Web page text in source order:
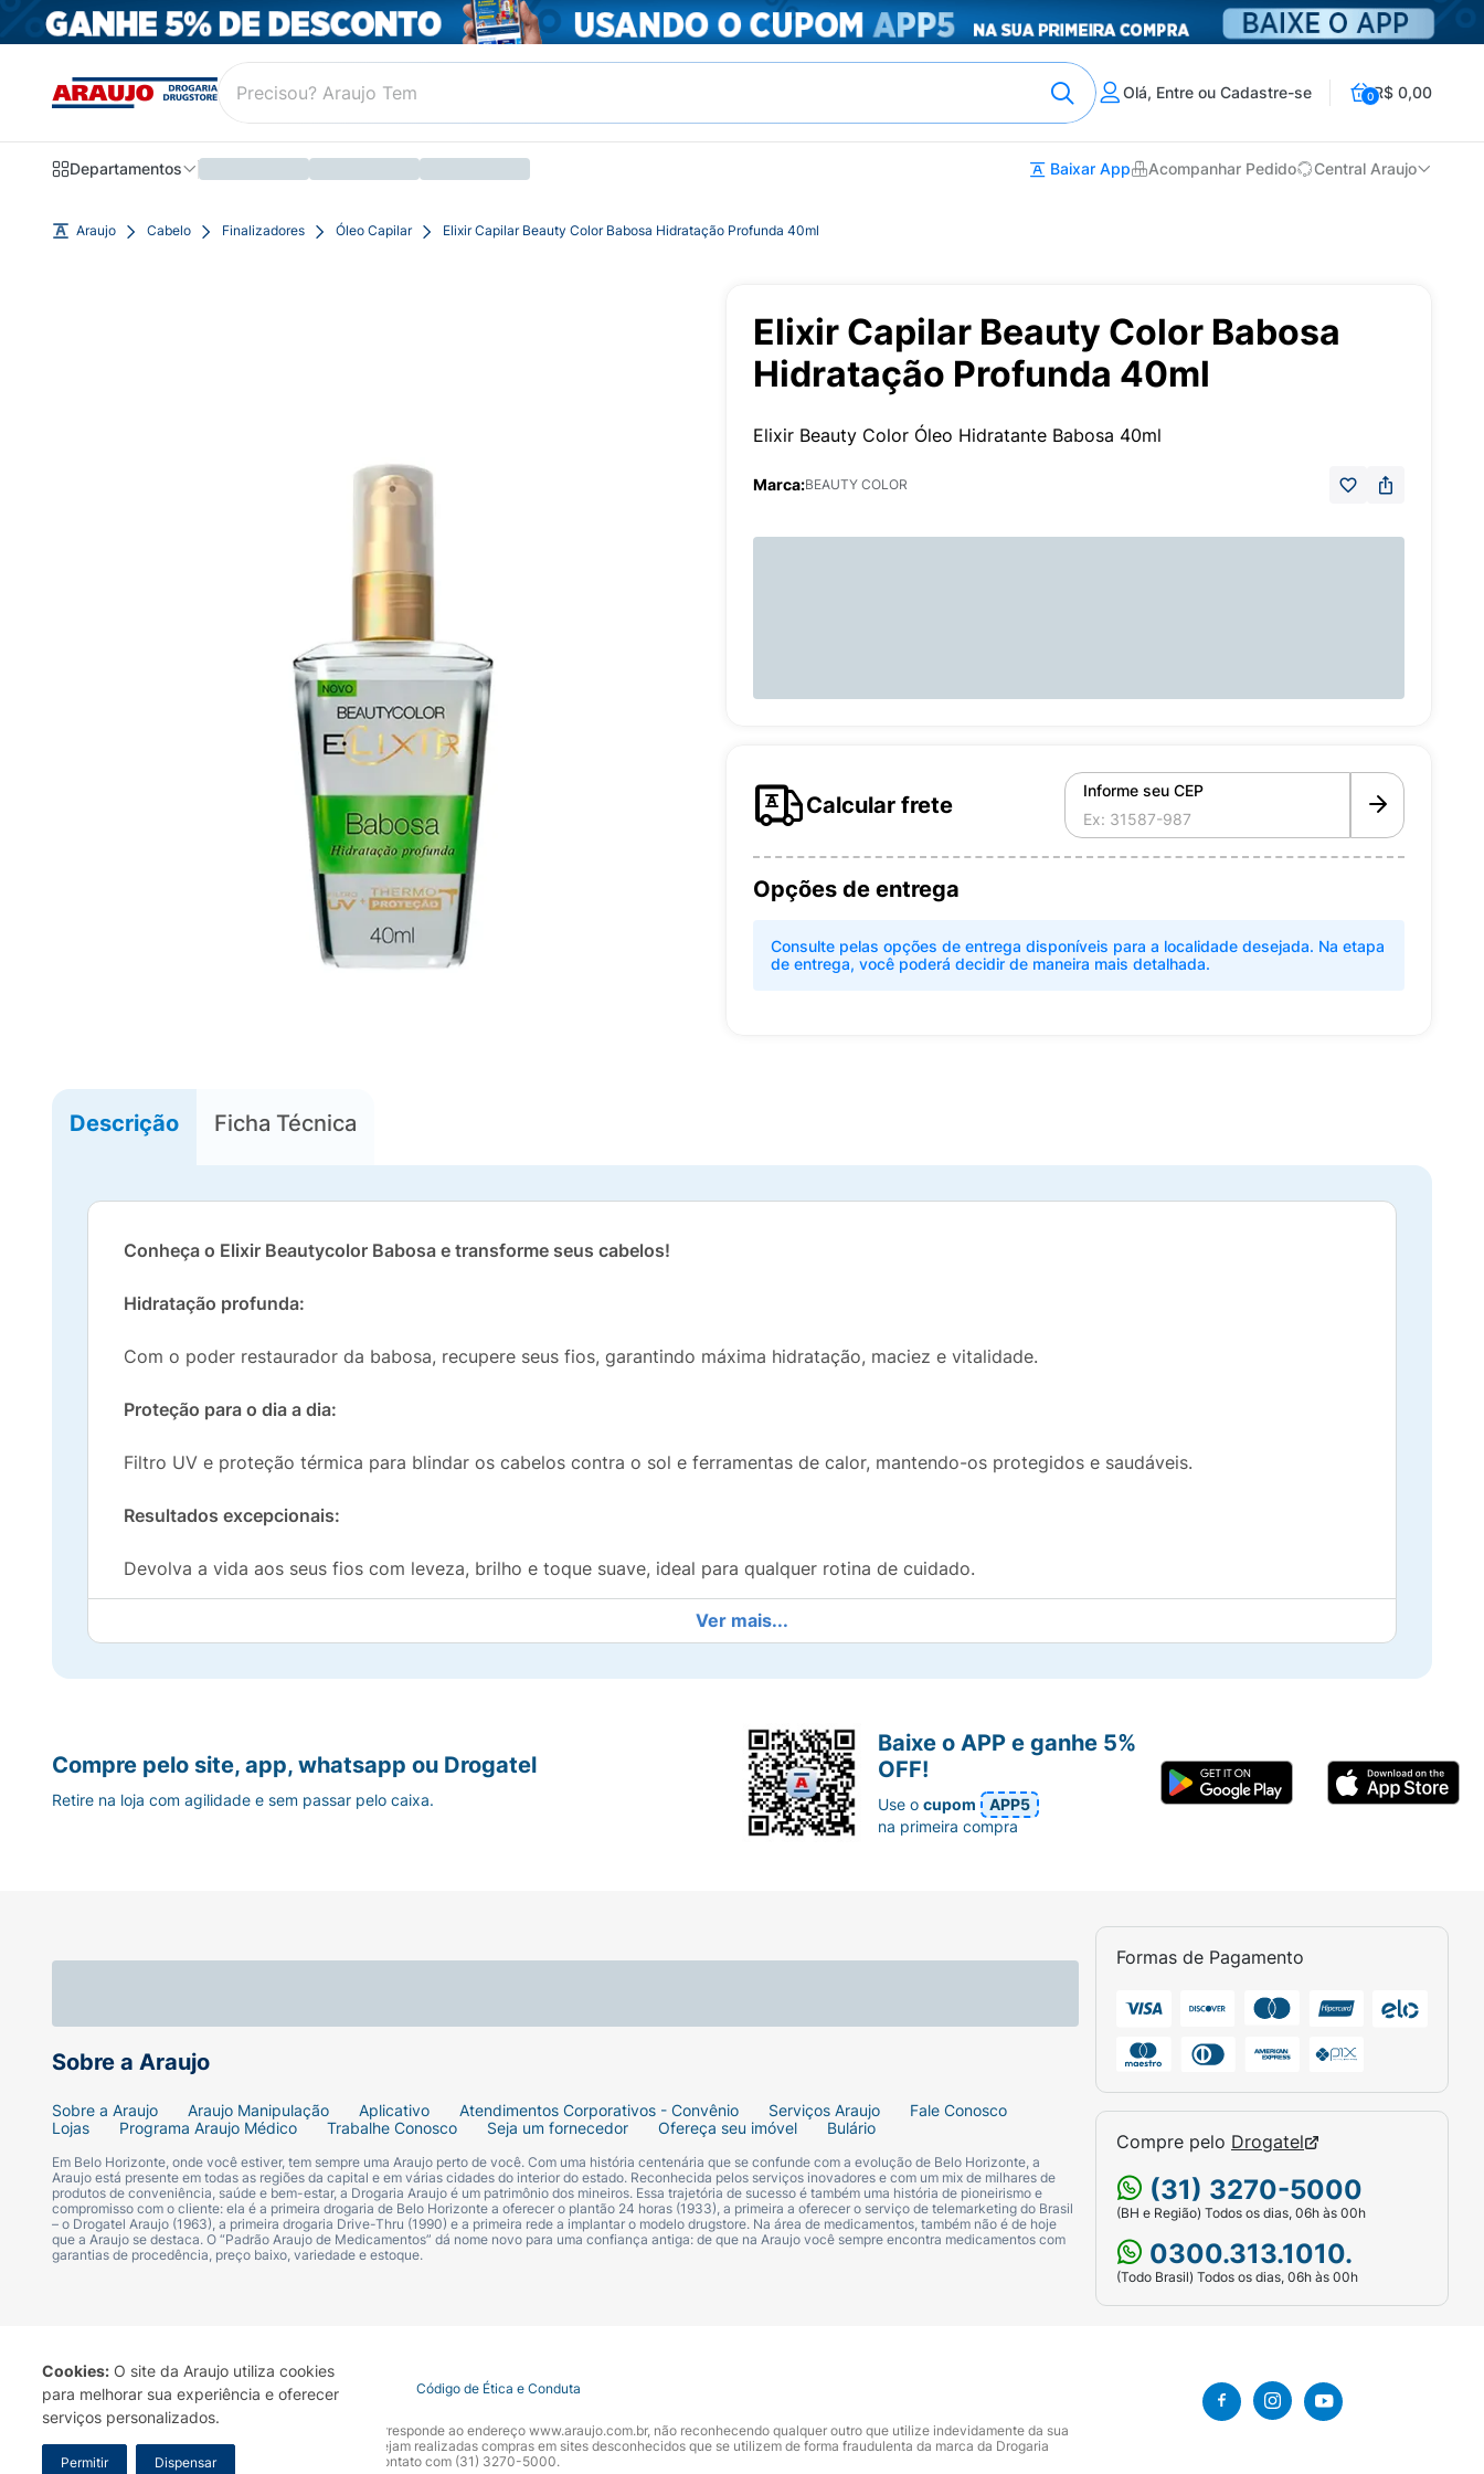
Cookies: O site da Araujo utiliza cookies
para melhorar sua experiência e oferecer
serviços personalizados.
Permitir Dispensar
Olá, Entre ou Cadastre-se 0R$ 0,00
Departamentos Baixar App Acompanhar Pedido Central Araujo
Araujo Cabelo Finalizadores Óleo Capilar Elixir Capilar Beauty Color Babosa Hidratação Profunda 40ml
Elixir Capilar Beauty Color Babosa
Hidratação Profunda 40ml
Elixir Beauty Color Óleo Hidratante Babosa 40ml
Marca:BEAUTY COLOR
Calcular frete
Informe seu CEP
Opções de entrega
Consulte pelas opções de entrega disponíveis para a localidade desejada. Na etapa
de entrega, você poderá decidir de maneira mais detalhada.
Descrição Ficha Técnica
Conheça o Elixir Beautycolor Babosa e transforme seus cabelos!
Hidratação profunda:
Com o poder restaurador da babosa, recupere seus fios, garantindo máxima hidratação, maciez e vitalidade.
Proteção para o dia a dia:
Filtro UV e proteção térmica para blindar os cabelos contra o sol e ferramentas de calor, mantendo-os protegidos e saudáveis.
Resultados excepcionais:
Devolva a vida aos seus fios com leveza, brilho e toque suave, ideal para qualquer rotina de cuidado.
Com um frasco compacto de 40ml, ele é perfeito para levar a qualquer lugar e cuidar dos seus cabelos sempre que precisar.
e descubra a hidratação que faz a diferença!
Ver mais...
Sobre a Araujo
Sobre a Araujo Araujo Manipulação Aplicativo Atendimentos Corporativos - Convênio Serviços Araujo
Fale Conosco
Lojas
Programa Araujo Médico Trabalhe Conosco Seja um fornecedor Ofereça seu imóvel Bulário
Em Belo Horizonte, onde você estiver, tem sempre uma Araujo perto de você. Com uma história centenária que se confunde com a evolução de Belo Horizonte, a
Araujo está presente em todas as regiões da capital e em várias cidades do interior do estado. Reconhecida pelos serviços inovadores e com um mix de milhares de
produtos de conveniência, saúde e bem-estar, a Drogaria Araujo é um patrimônio dos mineiros. Essa trajetória de sucesso é também uma história de pioneirismo e
compromisso com o cliente: ela é a primeira drogaria de Belo Horizonte a oferecer o plantão 24 horas (1933), a primeira a oferecer o serviço de telemarketing do Brasil
– o Drogatel Araujo (1963), a primeira drogaria Drive-Thru (1990) e a primeira rede a implantar o modelo drugstore. Na área de medicamentos, também não é de hoje
que a Araujo se destaca. O “Padrão Araujo de Medicamentos” dá nome novo para uma confiança antiga: de que na Araujo você sempre encontra medicamentos com
garantias de procedência, preço baixo, variedade e estoque.
Formas de Pagamento
Compre pelo Drogatel
(31) 3270-5000
(BH e Região) Todos os dias, 06h às 00h
0300.313.1010.
(Todo Brasil) Todos os dias, 06h às 00h
Compre pelo site, app, whatsapp ou Drogatel
Retire na loja com agilidade e sem passar pelo caixa.
Baixe o APP e ganhe 5%
OFF!
Use ocupom
APP5
na primeira compra
Termo de Uso Portal da Privacidade Covid-19 Código de Ética e Conduta
A Drogaria Araujo S/A informa que o seu site oficial corresponde ao endereço www.araujo.com.br, não reconhecendo qualquer outro que utilize indevidamente da sua
marca. Para sua segurança recomendamos que não sejam realizadas compras em sites desconhecidos que se utilizem de forma fraudulenta da marca da Drogaria
Araujo S.A. Em caso de dúvidas, gentileza entrar em contato com (31) 3270-5000.